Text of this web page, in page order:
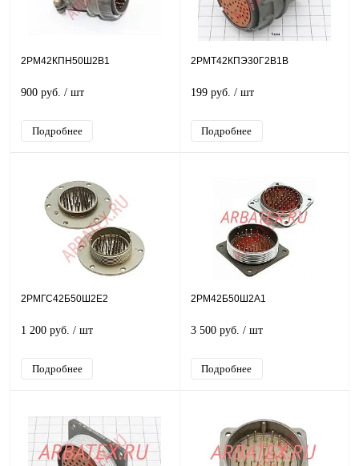
2РМ42КПН50Ш2В1
900 руб. / шт
Подробнее
2РМТ42КПЭ30Г2В1В
199 руб. / шт
Подробнее
2РМГС42Б50Ш2Е2
1 200 руб. / шт
Подробнее
2РМ42Б50Ш2А1
3 500 руб. / шт
Подробнее